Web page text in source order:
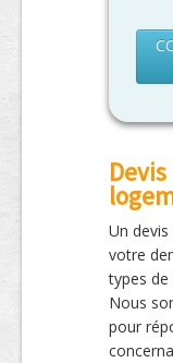
Un
votre
types de
Nous
pour